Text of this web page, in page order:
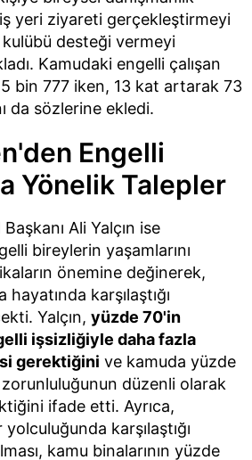
yeri ziyareti gerçekleştirmeyi
desteği vermeyi
Kamudaki engelli çalışan
5 bin 777 iken, 13 kat artarak 73
da sözlerine ekledi.
Engelli
Yönelik Talepler
Ali Yalçın ise
bireylerin yaşamlarını
önemine değinerek,
karşılaştığı
Yalçın, yüzde 70'in
işsizliğiyle daha fazla
gerektiğini ve kamuda yüzde
düzenli olarak
ifade etti. Ayrıca,
karşılaştığı
kamu binalarının yüzde